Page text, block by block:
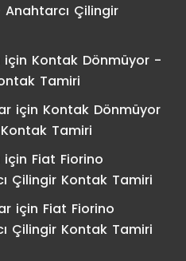
Çilingir
için Kontak Dönmüyor -
Tamiri
için Kontak Dönmüyor
Tamiri
için Fiat Fiorino
Çilingir Kontak Tamiri
için Fiat Fiorino
Çilingir Kontak Tamiri